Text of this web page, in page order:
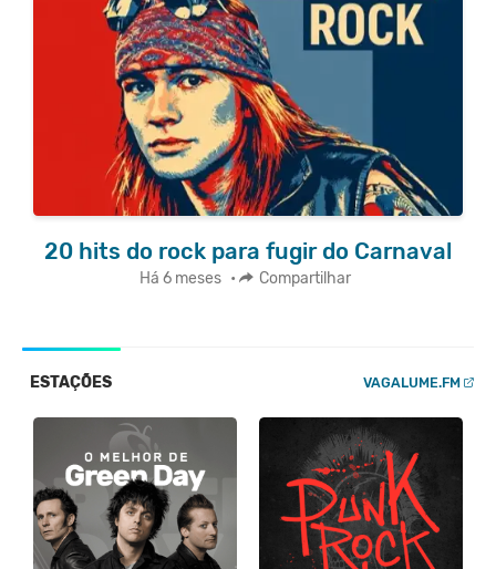
20 hits do rock para fugir do Carnaval
Há 6 meses • Compartilhar
ESTAÇÕES VAGALUME.FM